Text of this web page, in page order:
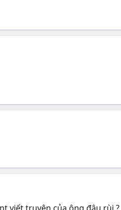
viết truyện của ông đâu rùi ?